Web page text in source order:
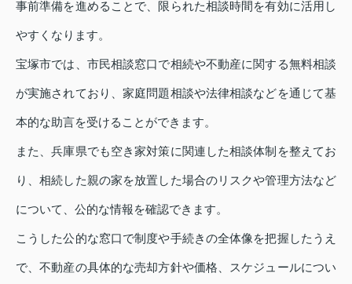
事前準備を進めることで、限られた相談時間を有効に活用し
やすくなります。
宝塚市では、市民相談窓口で相続や不動産に関する無料相談
が実施されており、家庭問題相談や法律相談などを通じて基
本的な助言を受けることができます。
また、兵庫県でも空き家対策に関連した相談体制を整えてお
り、相続した親の家を放置した場合のリスクや管理方法など
について、公的な情報を確認できます。
こうした公的な窓口で制度や手続きの全体像を把握したうえ
で、不動産の具体的な売却方針や価格、スケジュールについ